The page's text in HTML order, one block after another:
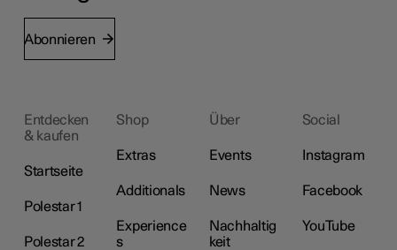
Abonnieren
Entdecken
& kaufen
Startseite
Polestar 1
Polestar 2
Shop
Extras
Additionals
Experience
s
Über
Events
News
Nachhaltig
keit
Social
Instagram
Facebook
YouTube